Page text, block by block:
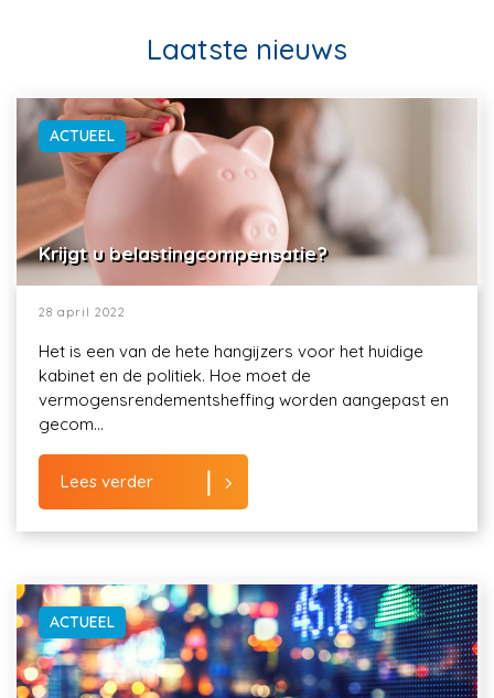
Laatste nieuws
ACTUEEL
Krijgt u belastingcompensatie?
28 april 2022
Het is een van de hete hangijzers voor het huidige
kabinet en de politiek. Hoe moet de
vermogensrendementsheffing worden aangepast en
gecom...
Lees verder
ACTUEEL